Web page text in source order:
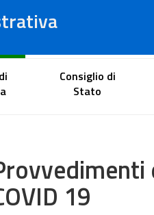
Consiglio di
Stato
19